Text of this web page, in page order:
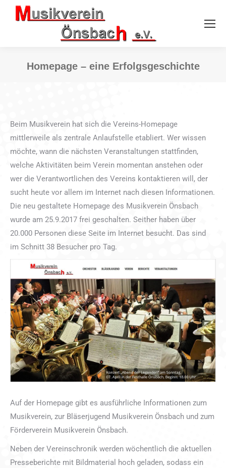
Homepage – eine Erfolgsgeschichte
Beim Musikverein hat sich die Vereins-Homepage
mittlerweile als zentrale Anlaufstelle etabliert. Wer wissen
möchte, wann die nächsten Veranstaltungen stattfinden,
welche Aktivitäten beim Verein momentan anstehen oder
wer die Verantwortlichen des Vereins kontaktieren will, der
sucht heute vor allem im Internet nach diesen Informationen.
Die neu gestaltete Homepage des Musikverein Önsbach
wurde am 25.9.2017 frei geschalten. Seither haben über
20.000 Personen diese Seite im Internet besucht. Das sind
im Schnitt 38 Besucher pro Tag.
Auf der Homepage gibt es ausführliche Informationen zum
Musikverein, zur Bläserjugend Musikverein Önsbach und zum
Förderverein Musikverein Önsbach.
Neben der Vereinschronik werden wöchentlich die aktuellen
Presseberichte mit Bildmaterial hoch geladen, sodass ein